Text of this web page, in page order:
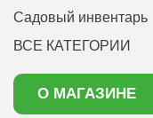
Садовый инвентарь
ВСЕ КАТЕГОРИИ
О МАГАЗИНЕ